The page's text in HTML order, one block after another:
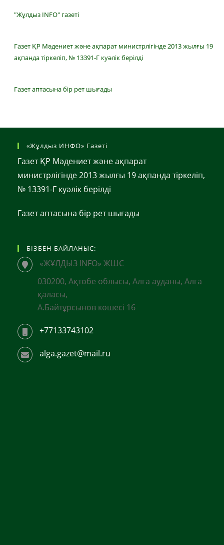
"Жұлдыз INFO" газеті
Газет ҚР Мәдениет және ақпарат министрлігінде 2013 жылғы 19
ақпанда тіркеліп, № 13391-Г куәлік берілді
Газет аптасына бір рет шығады
«Жұлдыз ИНФО» Газеті
Газет ҚР Мәдениет және ақпарат
министрлігінде 2013 жылғы 19 ақпанда тіркеліп,
№ 13391-Г куәлік берілді
Газет аптасына бір рет шығады
БІЗБЕН БАЙЛАНЫС:
«ЖҰЛДЫЗ INFO» ЖШС
030200, Ақтөбе облысы, Алға ауданы, Алға
қаласы,
А.Байтұрсынов көшесі 16
+77133743102
alga.gazet@mail.ru